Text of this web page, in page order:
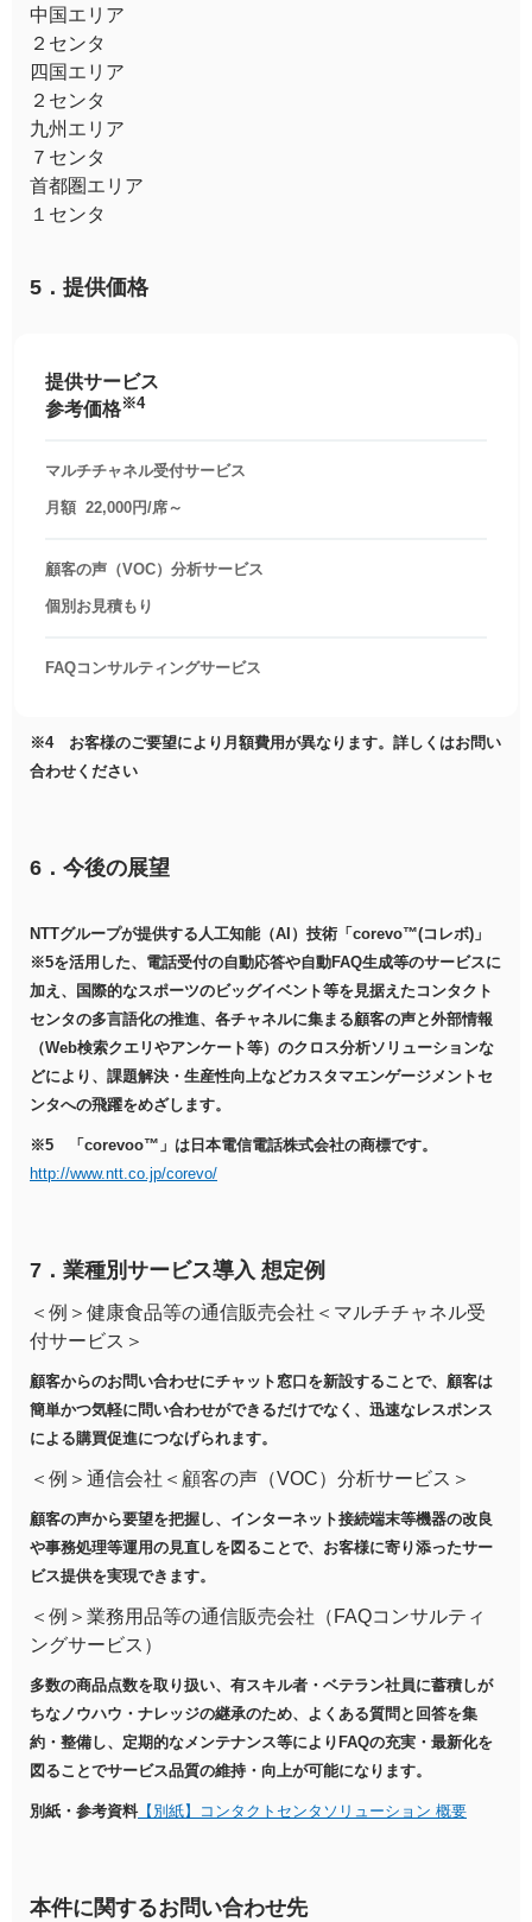
中国エリア
２センタ
四国エリア
２センタ
九州エリア
７センタ
首都圏エリア
１センタ
5．提供価格
提供サービス
参考価格※4
マルチチャネル受付サービス
月額 22,000円/席～
顧客の声（VOC）分析サービス
個別お見積もり
FAQコンサルティングサービス
※4 お客様のご要望により月額費用が異なります。詳しくはお問い
合わせください
6．今後の展望
NTTグループが提供する人工知能（AI）技術「corevo™(コレボ)」
※5を活用した、電話受付の自動応答や自動FAQ生成等のサービスに
加え、国際的なスポーツのビッグイベント等を見据えたコンタクト
センタの多言語化の推進、各チャネルに集まる顧客の声と外部情報
（Web検索クエリやアンケート等）のクロス分析ソリューションな
どにより、課題解決・生産性向上などカスタマエンゲージメントセ
ンタへの飛躍をめざします。
※5 「corevoo™」は日本電信電話株式会社の商標です。
http://www.ntt.co.jp/corevo/
7．業種別サービス導入 想定例
＜例＞健康食品等の通信販売会社＜マルチチャネル受
付サービス＞
顧客からのお問い合わせにチャット窓口を新設することで、顧客は
簡単かつ気軽に問い合わせができるだけでなく、迅速なレスポンス
による購買促進につなげられます。
＜例＞通信会社＜顧客の声（VOC）分析サービス＞
顧客の声から要望を把握し、インターネット接続端末等機器の改良
や事務処理等運用の見直しを図ることで、お客様に寄り添ったサー
ビス提供を実現できます。
＜例＞業務用品等の通信販売会社（FAQコンサルティ
ングサービス）
多数の商品点数を取り扱い、有スキル者・ベテラン社員に蓄積しが
ちなノウハウ・ナレッジの継承のため、よくある質問と回答を集
約・整備し、定期的なメンテナンス等によりFAQの充実・最新化を
図ることでサービス品質の維持・向上が可能になります。
別紙・参考資料【別紙】コンタクトセンタソリューション 概要
本件に関するお問い合わせ先